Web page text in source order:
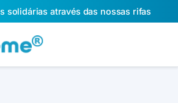
solidárias através das nossas rifas